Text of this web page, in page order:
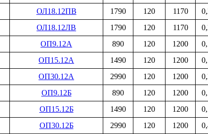
ОЛ18.12ПВ 1790 120 1170
ОЛ18.12ЛВ 1790 120 1170
ОП9.12А 890 120 1200
ОП15.12А 1490 120 1200
ОП30.12А 2990 120 1200
ОП9.12Б 890 120 1200
ОП15.12Б 1490 120 1200
ОП30.12Б 2990 120 1200